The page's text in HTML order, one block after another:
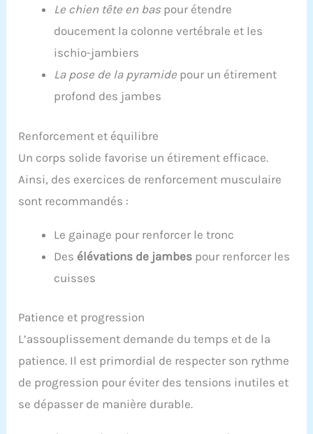
Le chien tête en bas pour étendre
doucement la colonne vertébrale et les
ischio-jambiers
La pose de la pyramide pour un étirement
profond des jambes
Renforcement et équilibre
Un corps solide favorise un étirement efficace.
Ainsi, des exercices de renforcement musculaire
sont recommandés :
Le gainage pour renforcer le tronc
Des élévations de jambes pour renforcer les
cuisses
Patience et progression
L’assouplissement demande du temps et de la
patience. Il est primordial de respecter son rythme
de progression pour éviter des tensions inutiles et
se dépasser de manière durable.